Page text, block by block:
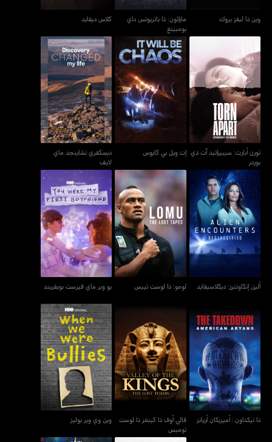
وين ذا ليفز بروك
ماراثون: ذا باتريوتس داي
بومبينغ
كلاس ديفايد
تورن أبارت: سيبيراتيد آت
ذي بوردر
تورن أبارت: سيبيراتيد آت ذي
بوردر
إت ويل بي كايوس
إت ويل بي كايوس
ديسكفري تشاينجد ماي
لايف
ديسكفري تشاينجد ماي
لايف
ألين إنكاونترز: ديكلاسيفايد
ألين إنكاونترز: ديكلاسيفايد
لومو: ذا لوست تيبس
لومو: ذا لوست تيبس
يو وير ماي فيرست بويفريند
يو وير ماي فيرست بويفريند
ذا تيكداون : أميريكان أريانز
ذا تيكداون : أميريكان أريانز
فالي أوف ذا كينغز ذا لوست
تومبس
فالي أوف ذا كينغز ذا لوست
تومبس
وين وي وير بوليز
وين وي وير بوليز